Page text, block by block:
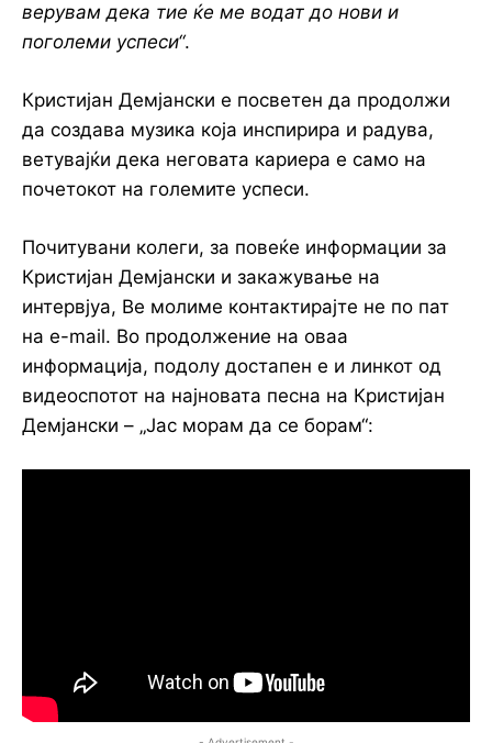
верувам дека тие ќе ме водат до нови и
поголеми успеси“.
Кристијан Демјански е посветен да продолжи
да создава музика која инспирира и радува,
ветувајќи дека неговата кариера е само на
почетокот на големите успеси.
Почитувани колеги, за повеќе информации за
Кристијан Демјански и закажување на
интервјуа, Ве молиме контактирајте не по пат
на e-mail. Во продолжение на оваа
информација, подолу достапен е и линкот од
видеоспотот на најновата песна на Кристијан
Демјански – „Јас морам да се борам“: